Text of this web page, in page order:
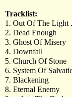
Tracklist:
1. Out Of The Light
2. Dead Enough
3. Ghost Of Misery
4. Downfall
5. Church Of Stone
6. System Of
7. Blackening
8. Eternal Enemy